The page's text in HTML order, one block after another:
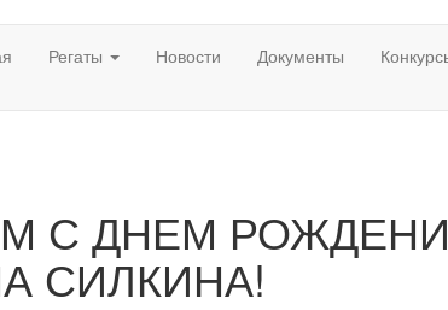
Регаты Новости Документы
С ДНЕМ
СИЛКИНА!